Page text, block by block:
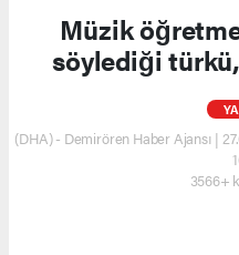
Müzik
söylediği
(DHA) - Demirören Haber Ajansı |
3566+